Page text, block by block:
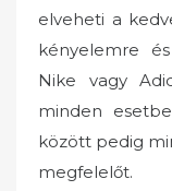
elveheti a
kényelemre
Nike vagy
minden
között pedig
megfelelőt.